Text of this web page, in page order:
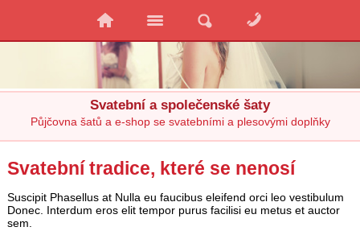
Svatební a společenské šaty
Půjčovna šatů a e-shop se svatebními a plesovými doplňky
Svatební tradice, které se nenosí
Suscipit Phasellus at Nulla eu faucibus eleifend orci leo vestibulum
Donec. Interdum eros elit tempor purus facilisi eu metus et auctor
sem.